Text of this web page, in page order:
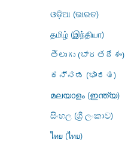
ଓଡ଼ିଆ (ଭାରତ)
தமிழ் (இந்தியா)
తెలుగు (భారతదేశం)
ಕನ್ನಡ (ಭಾರತ)
മലയാളം (ഇന്ത്യ)
සිංහල (ශ්‍රී ලංකාව)
ไทย (ไทย)